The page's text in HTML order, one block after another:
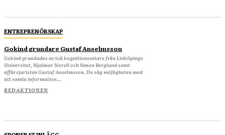
ENTREPRENÖRSKAP
Gokind grundare Gustaf Anselmsson
Gokind grundades av två kognitionsvetare från Linköpings
Universitet, Hjalmar Norell och Simon Berglund samt
affärsjuristen Gustaf Anselmsson. De såg möjligheten med
att samla information...
REDAKTIONEN